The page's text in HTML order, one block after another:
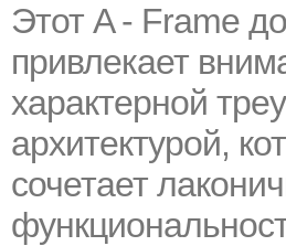
Этот A - Frame
привлекает
характерной
архитектурой,
сочетает